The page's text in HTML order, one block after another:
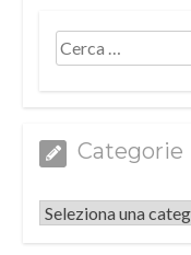
Categorie
Categorie